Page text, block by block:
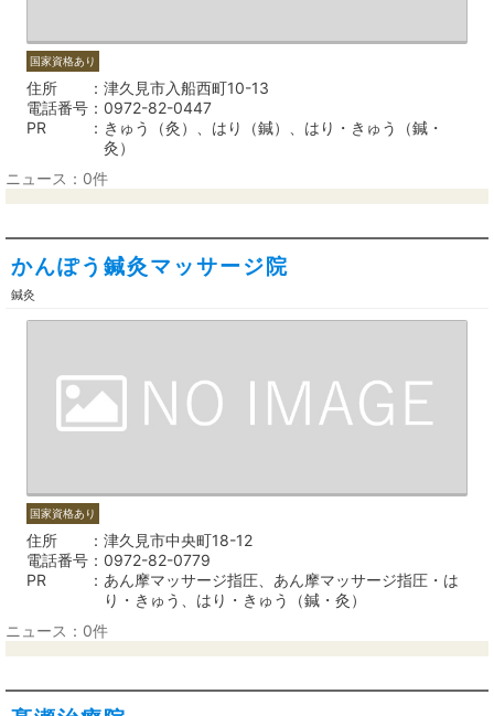
国家資格あり
住所
津久見市入船西町10-13
電話番号
0972-82-0447
PR
きゅう（灸）、はり（鍼）、はり・きゅう（鍼・
灸）
ニュース：0件
かんぽう鍼灸マッサージ院
鍼灸
国家資格あり
住所
津久見市中央町18-12
電話番号
0972-82-0779
PR
あん摩マッサージ指圧、あん摩マッサージ指圧・は
り・きゅう、はり・きゅう（鍼・灸）
ニュース：0件